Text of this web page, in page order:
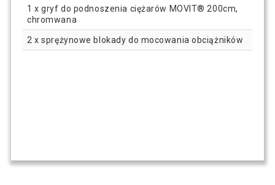
1 x gryf do podnoszenia ciężarów MOVIT® 200cm,
chromwana
2 x sprężynowe blokady do mocowania obciążników